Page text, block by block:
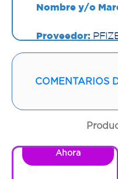
Nombre y/o
Proveedor:
INTRAVENOSA/
Contenido:2 Ml
Código:1271206
COMENTARIOS
Ahora